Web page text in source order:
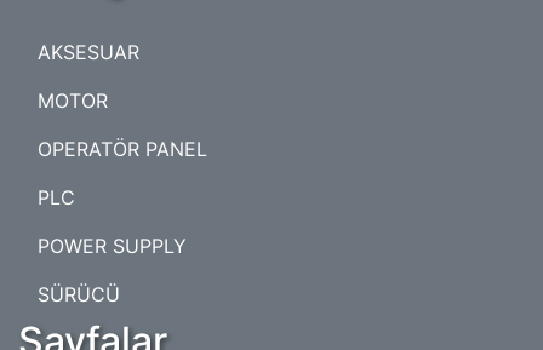
AKSESUAR
MOTOR
OPERATÖR PANEL
PLC
POWER SUPPLY
SÜRÜCÜ